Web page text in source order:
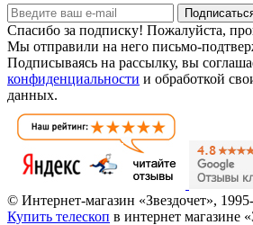
Спасибо за подписку! Пожалуйста,
Мы отправили на него письмо-
Подписываясь на рассылку, вы
конфиденциальности и обработкой
данных.
© Интернет-магазин «Звездочет»,
Купить телескоп в интернет магазине